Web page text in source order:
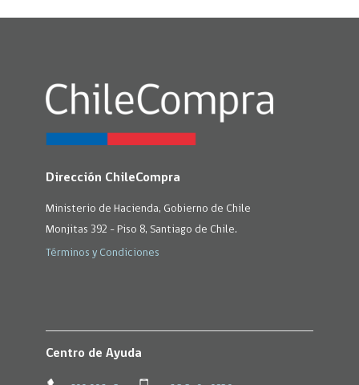
Dirección ChileCompra
Ministerio de Hacienda, Gobierno de Chile
Monjitas 392 - Piso 8, Santiago de Chile.
Términos y Condiciones
Centro de Ayuda